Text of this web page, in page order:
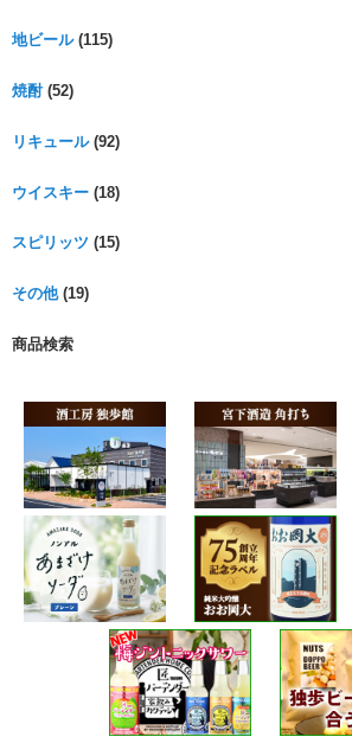
地ビール(115)
焼酎(52)
リキュール(92)
ウイスキー (18)
スピリッツ (15)
その他(19)
商品検索